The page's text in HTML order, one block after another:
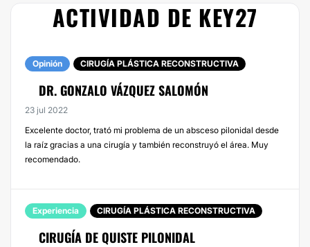
ACTIVIDAD DE KEY27
Opinión CIRUGÍA PLÁSTICA RECONSTRUCTIVA
DR. GONZALO VÁZQUEZ SALOMÓN
23 jul 2022
Excelente doctor, trató mi problema de un absceso pilonidal desde
la raíz gracias a una cirugía y también reconstruyó el área. Muy
recomendado.
Experiencia CIRUGÍA PLÁSTICA RECONSTRUCTIVA
CIRUGÍA DE QUISTE PILONIDAL